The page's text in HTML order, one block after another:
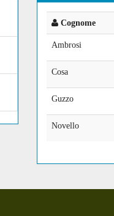
Cognome
Ambrosi
Cosa
Guzzo
Novello